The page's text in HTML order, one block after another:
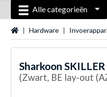
Alle categorieën
Startpagina
Hardware
Sharkoon
(Zwart, BE lay-out